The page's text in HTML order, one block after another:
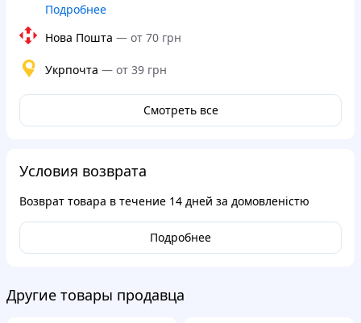
Подробнее
Нова Пошта — от 70 грн
Укрпочта — от 39 грн
Смотреть все
Условия возврата
Возврат товара в течение 14 дней за домовленістю
Подробнее
Другие товары продавца